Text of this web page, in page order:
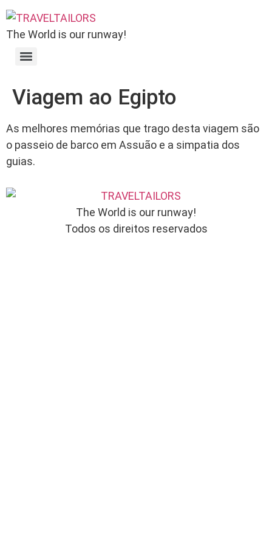
The World is our runway!
Viagem ao Egipto
As melhores memórias que trago desta viagem são
o passeio de barco em Assuão e a simpatia dos
guias.
The World is our runway!
Todos os direitos reservados